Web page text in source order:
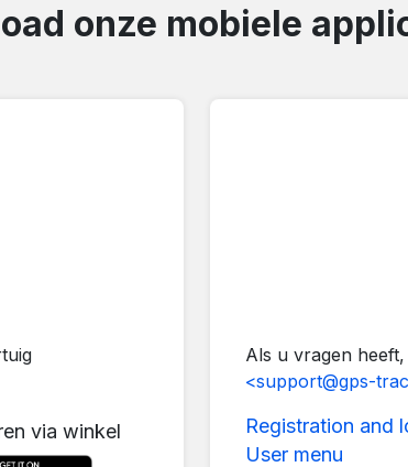
onze mobiele
via winkel
Als u vragen
<support@gps-
Registration and
User menu